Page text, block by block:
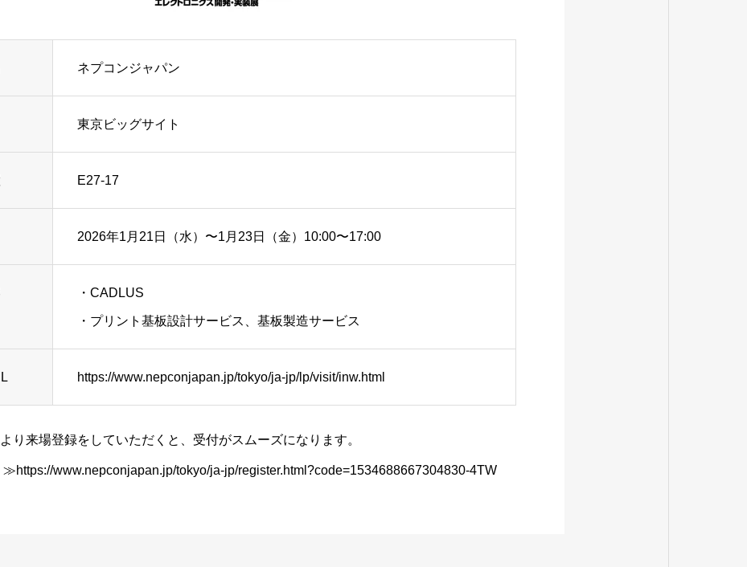
ネプコンジャパン
東京ビッグサイト
E27-17
2026年1月21日（水）〜1月23日（金）10:00〜17:00
・CADLUS
・プリント基板設計サービス、基板製造サービス
https://www.nepconjapan.jp/tokyo/ja-jp/lp/visit/inw.html
り来場登録をしていただくと、受付がスムーズになります。
≫https://www.nepconjapan.jp/tokyo/ja-jp/register.html?code=1534688667304830-4TW